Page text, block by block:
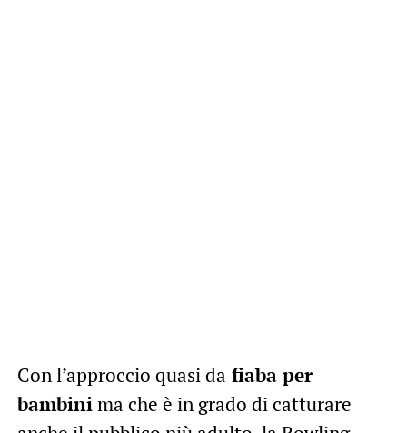
Con l’approccio quasi da fiaba per
bambinima che è in grado di catturare